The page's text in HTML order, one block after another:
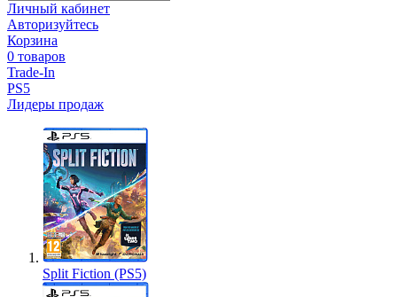
Личный кабинет
Авторизуйтесь
Корзина
0 товаров
Trade-In
PS5
Лидеры продаж
Split Fiction (PS5)